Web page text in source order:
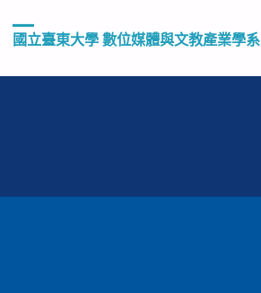
國立臺東大學 數位媒體與文教產業學系